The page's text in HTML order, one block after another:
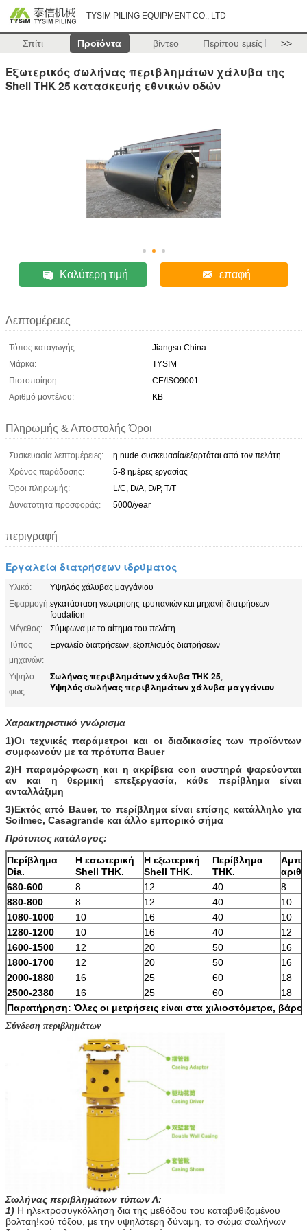
TYSIM PILING EQUIPMENT CO., LTD
Σπίτι Προϊόντα βίντεο Περίπου εμείς >>
Εξωτερικός σωλήνας περιβλημάτων χάλυβα της
Shell THK 25 κατασκευής εθνικών οδών
Καλύτερη τιμή επαφή
Λεπτομέρειες
Τόπος καταγωγής:
Jiangsu.China
Μάρκα:
TYSIM
Πιστοποίηση:
CE/ISO9001
Αριθμό μοντέλου:
KB
Πληρωμής & Αποστολής Όροι
Συσκευασία λεπτομέρειες:
η nude συσκευασία/εξαρτάται από τον πελάτη
Χρόνος παράδοσης:
5-8 ημέρες εργασίας
Όροι πληρωμής:
L/C, D/A, D/P, T/T
Δυνατότητα προσφοράς:
5000/year
περιγραφή
Εργαλεία διατρήσεων ιδρύματος
Υλικό:
Υψηλός χάλυβας μαγγάνιου
Εφαρμογή:εγκατάσταση γεώτρησης τρυπανιών και μηχανή διατρήσεων
foudation
Μέγεθος:
Σύμφωνα με το αίτημα του πελάτη
Τύπος
μηχανών:
Εργαλείο διατρήσεων, εξοπλισμός διατρήσεων
Υψηλό
φως:
Σωλήνας περιβλημάτων χάλυβα THK 25,
Υψηλός σωλήνας περιβλημάτων χάλυβα μαγγάνιου
Χαρακτηριστικό γνώρισμα
1)Οι τεχνικές παράμετροι και οι διαδικασίες των προϊόντων
συμφωνούν με τα πρότυπα Bauer
2)Η παραμόρφωση και η ακρίβεια con αυστηρά ψαρεύονται
αν και η θερμική επεξεργασία, κάθε περίβλημα είναι
ανταλλάξιμη
3)Εκτός από Bauer, το περίβλημα είναι επίσης κατάλληλο για
Soilmec, Casagrande και άλλο εμπορικό σήμα
Πρότυπος κατάλογος:
Περίβλημα
Dia.
Η εσωτερική
Shell THK.
Η εξωτερική
Shell THK.
Περίβλημα
THK.
αριθ.
680-600
8 12 40
8
880-800
8 12 40
10
1080-1000
10 16 40
10
1280-1200
10 16 40
12
1600-1500
12 20 50
16
1800-1700
12 20 50
16
2000-1880
16 25 60
18
2500-2380
16 25 60
18
Παρατήρηση: Όλες οι μετρήσεις είναι στα χιλιοστόμετρα,
Σύνδεση περιβλημάτων
Σωλήνας περιβλημάτων τύπων Λ:
1) Η ηλεκτροσυγκόλληση δια της μεθόδου του καταβυθιζομένου
βολταη!κού τόξου, με την υψηλότερη δύναμη, το σώμα σωλήνων